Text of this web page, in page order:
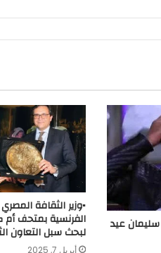
سليمان عيد
▪︎وزير الثقافة
الفرنسية بمتحف أم
لبحث سبل التعاون
أبريل 7, 2025